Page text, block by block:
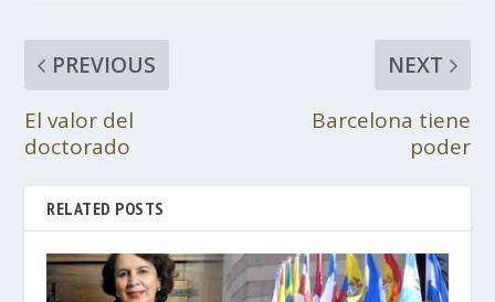
PREVIOUS
El valor del
doctorado
NEXT
Barcelona tiene
poder
RELATED POSTS